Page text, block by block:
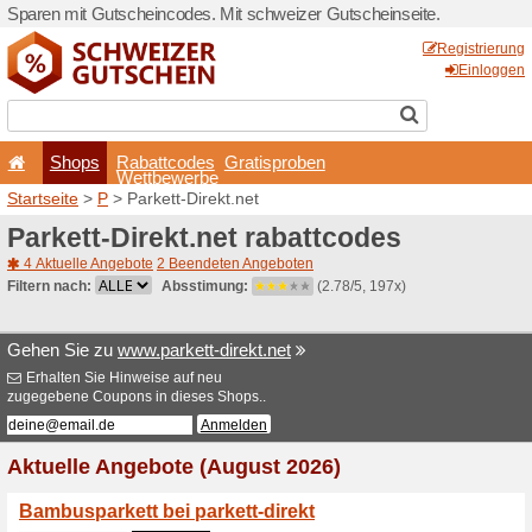
Sparen mit
Shops
Startseite>P> Parkett-